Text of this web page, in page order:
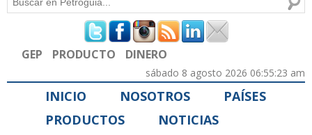
Formulario de búsqueda
GEP PRODUCTO DINERO
sábado 8 agosto 2026 06:55:23 am
INICIO NOSOTROS
PAÍSES
PRODUCTOS
NOTICIAS